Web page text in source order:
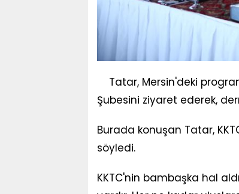
Tatar, Mersin'deki
Şubesini ziyaret ederek,
Burada konuşan Tatar,
söyledi.
KKTC'nin bambaşka hal